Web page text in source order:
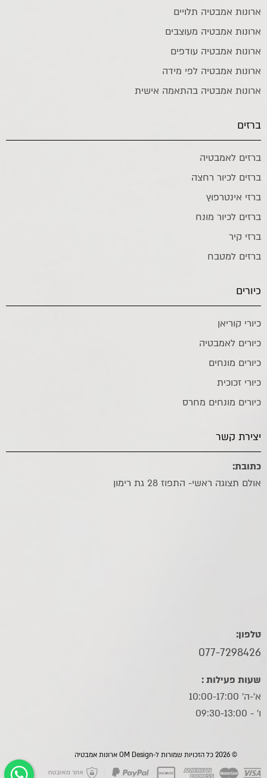
ארונות אמבטיה תלויים
ארונות אמבטיה מעוצבים
ארונות אמבטיה עודפים
ארונות אמבטיה לפי מידה
ארונות אמבטיה בהתאמה אישית
ברזים
ברזים לאמבטיה
ברזים לכיור רחצה
ברזי אינטרפוץ
ברזים לכיור מונח
ברזי קיר
ברזים למטבח
כיורים
כיורי קוריאן
כיורים לאמבטיה
כיורים מונחים
כיורי זכוכית
כיורים מונחים מחרס
יצירת קשר
כתובת:
אולם תצוגה ראשי- התפוז 28 גת רימון
טלפון:
077-7298426
שעות פעילות :
א'-ה' 10:00-17:00
ו׳ - 09:30-13:00
© 2026 כל הזכויות שמורות ל-OM Design ארונות אמבטיה